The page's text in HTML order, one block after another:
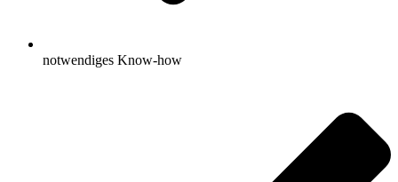
notwendiges Know-how